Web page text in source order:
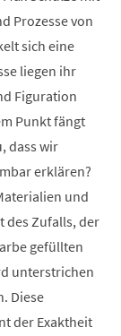
Prozesse von
sich eine
liegen ihr
Figuration
Punkt fängt
dass wir
erklären?
und
des Zufalls, der
gefüllten
unterstrichen
Diese
der Exaktheit